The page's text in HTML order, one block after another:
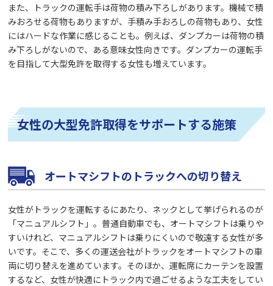
また、トラックの運転手は荷物の積み下ろしがあります。機械で積
みおろせる荷物もありますが、手積み手おろしの荷物もあり、女性
にはハードな作業に感じることも。例えば、ダンプカーは荷物の積
み下ろしがないので、ある意味女性向きです。ダンプカーの運転手
を目指して大型免許を取得する女性も増えています。
女性の大型免許取得をサポートする施策
オートマシフトのトラックへの切り替え
女性がトラックを運転するにあたり、ネックとして挙げられるのが
「マニュアルシフト」。普通自動車でも、オートマシフトは乗りや
すいけれど、マニュアルシフトは乗りにくいので敬遠する女性が多
いです。そこで、多くの運送会社がトラックをオートマシフトの車
両に切り替えを進めています。そのほか、運転席にカーテンを設置
するなど、女性が快適にトラック内で過ごせるような工夫をしてい